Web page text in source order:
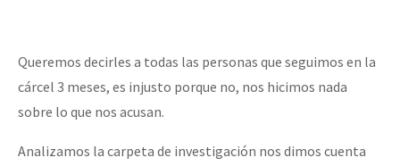
Queremos decirles a todas las personas que seguimos en la
cárcel 3 meses, es injusto porque no, nos hicimos nada
sobre lo que nos acusan.
Analizamos la carpeta de investigación nos dimos cuenta